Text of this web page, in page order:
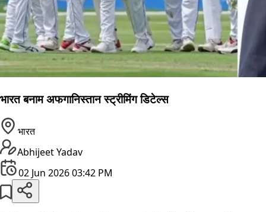
भारत बनाम अफगानिस्तान स्ट्रीमिंग डिटेल्स
भारत
Abhijeet Yadav
02 Jun 2026 03:42 PM